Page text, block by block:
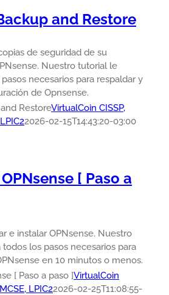
and Restore
de seguridad de su
Nuestro tutorial le
necesarios para respaldar y
de Opnsense.
RestoreVirtualCoin CISSP,
2026-02-15T14:43:20-03:00
[ Paso a
e instalar OPNsense. Nuestro
los pasos necesarios para
en 10 minutos o menos.
[ Paso a paso ]VirtualCoin
LPIC22026-02-25T11:08:55-